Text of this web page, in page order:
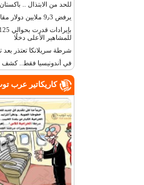
للحد من الابتذال .. باكستان
يرفض 9٫3 ملايين دولار مقابل لوحة أرقام سيارته
للمشاهير الأعلى دخلًا
شرطة سريلانكا تعتذر بعد
في أندونيسيا فقط.. كشف
كاريكاتير عرب توب